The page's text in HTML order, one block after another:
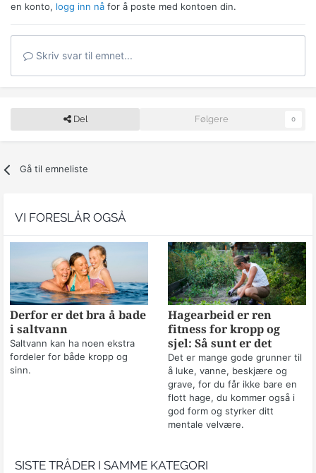
en konto, logg inn nå for å poste med kontoen din.
Skriv svar til emnet...
Del Følgere 0
Gå til emneliste
VI FORESLÅR OGSÅ
Derfor er det bra å bade
i saltvann
Saltvann kan ha noen ekstra
fordeler for både kropp og
sinn.
Hagearbeid er ren
fitness for kropp og
sjel: Så sunt er det
Det er mange gode grunner til
å luke, vanne, beskjære og
grave, for du får ikke bare en
flott hage, du kommer også i
god form og styrker ditt
mentale velvære.
SISTE TRÅDER I SAMME KATEGORI